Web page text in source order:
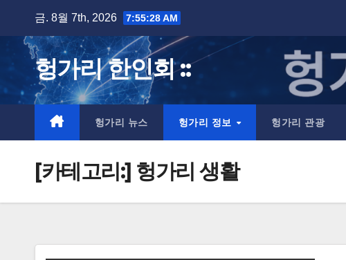
content
금. 8월 7th, 2026 7:55:29 AM
헝가리 한인회 ::
헝가리 뉴스 헝가리 정보 헝가리 관광
[카테고리:] 헝가리 생활